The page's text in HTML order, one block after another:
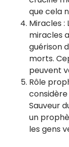
que cela
Miracles :
miracles
guérison
morts.
peuvent
Rôle
Sauveur
un
les gens